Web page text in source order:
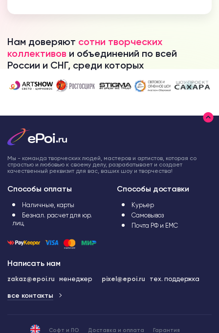
Нам доверяют сотни творческих
коллективов и объединений по всей
России и СНГ, среди которых
Мы - команда творческих людей, мастеров и артистов, которая со
страстью и любовью к своему делу, разрабатывает и создает
качественный реквизит для вас, ваших шоу и творчества!
Способы оплаты
Наличные, карты
Безнал. расчет для юр.
лиц
Способы доставки
Курьер
Самовывоз
Почта РФ и ЕМС
Написать нам
zakaz@epoi.ru менеджер pixel@epoi.ru тех. поддержка
все контакты
Софт и ПО Доставка и оплата Гарантия